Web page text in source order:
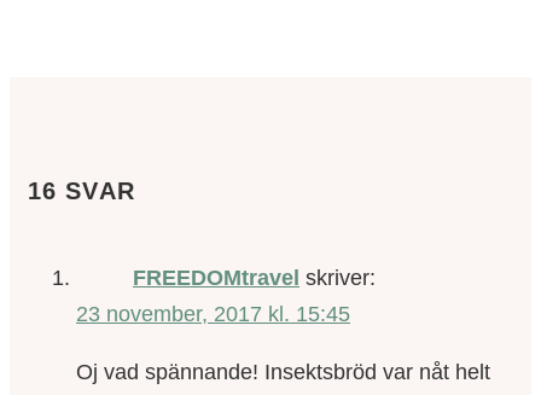
16 SVAR
FREEDOMtravel skriver:
23 november, 2017 kl. 15:45
Oj vad spännande! Insektsbröd var nåt helt